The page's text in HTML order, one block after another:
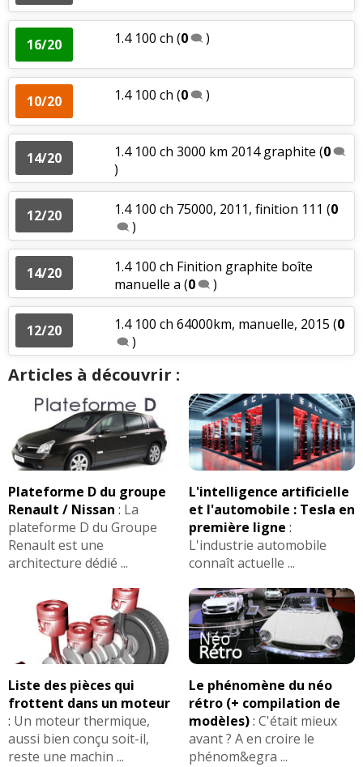
16/20 1.4 100 ch (0 )
10/20 1.4 100 ch (0 )
14/20 1.4 100 ch 3000 km 2014 graphite (0
)
12/20 1.4 100 ch 75000, 2011, finition 111 (0
)
14/20
1.4 100 ch Finition graphite boîte
manuelle a (0 )
12/20 1.4 100 ch 64000km, manuelle, 2015 (0
)
Articles à découvrir :
Plateforme D du groupe
Renault / Nissan : La
plateforme D du Groupe
Renault est une
architecture dédié ...
L'intelligence artificielle
et l'automobile : Tesla en
première ligne :
L'industrie automobile
connaît actuelle ...
Liste des pièces qui
frottent dans un moteur
: Un moteur thermique,
aussi bien conçu soit-il,
reste une machin ...
Le phénomène du néo
rétro (+ compilation de
modèles): C'était mieux
avant ? A en croire le
phénom&egra ...